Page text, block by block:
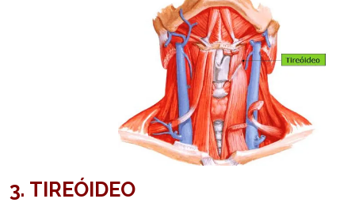
3. TIREÓIDEO